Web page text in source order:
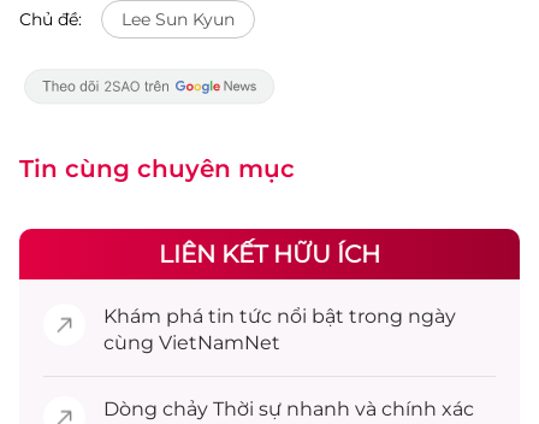
Chủ đề: Lee Sun Kyun
Tin cùng chuyên mục
LIÊN KẾT HỮU ÍCH
Khám phá tin tức nổi bật trong ngày
cùng VietNamNet
Dòng chảy Thời sự nhanh và chính xác